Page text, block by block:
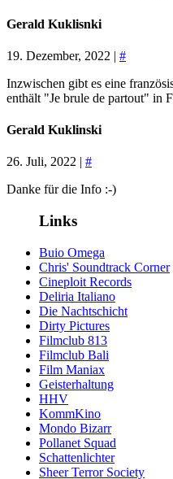
Gerald Kuklisnki
19. Dezember, 2022 | #
Inzwischen gibt es eine
enthält "Je brule de partout" in
Gerald Kuklinski
26. Juli, 2022 | #
Danke für die Info :-)
Links
Buio Omega
Chris' Soundtrack Corner
Cineploit Records
Deliria Italiano
Die Nachtschicht
Dirty Pictures
Filmclub 813
Filmclub Bali
Film Maniax
Geisterhaltung
HHV
KommKino
Mondo Bizarr
Pollanet Squad
Schattenlichter
Sheer Terror Society